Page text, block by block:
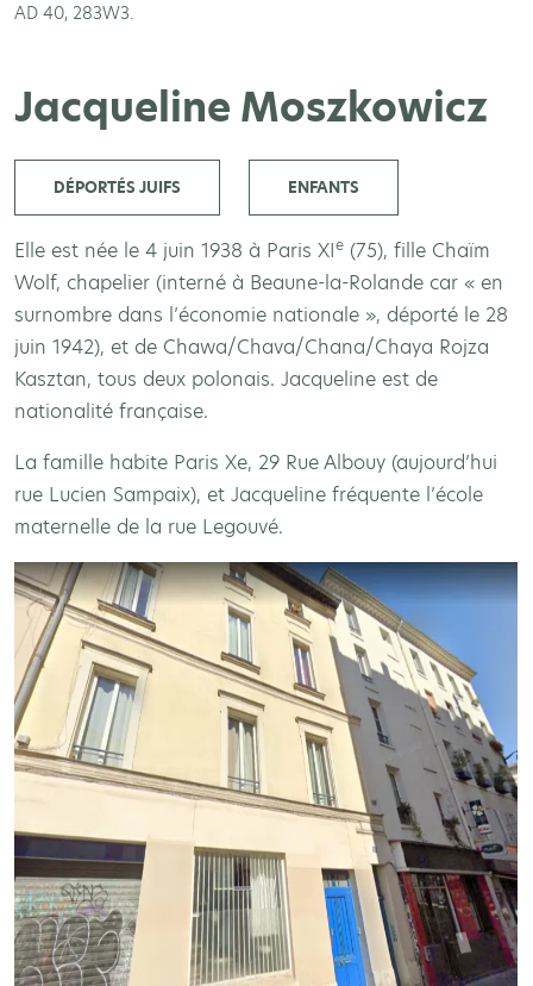
AD 40, 283W3.
Jacqueline Moszkowicz
DÉPORTÉS JUIFS ENFANTS
Elle est née le 4 juin 1938 à Paris XIe (75), fille Chaïm
Wolf, chapelier (interné à Beaune-la-Rolande car « en
surnombre dans l’économie nationale », déporté le 28
juin 1942), et de Chawa/Chava/Chana/Chaya Rojza
Kasztan, tous deux polonais. Jacqueline est de
nationalité française.
La famille habite Paris Xe, 29 Rue Albouy (aujourd’hui
rue Lucien Sampaix), et Jacqueline fréquente l’école
maternelle de la rue Legouvé.